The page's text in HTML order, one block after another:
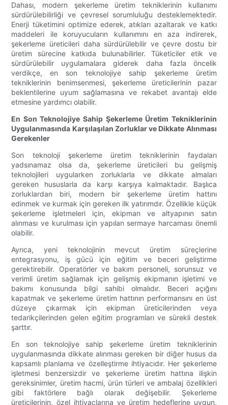
Dahası, modern şekerleme üretim tekniklerinin kullanımı
sürdürülebilirliği ve çevresel sorumluluğu desteklemektedir.
Enerji tüketimini optimize ederek, atıkları azaltarak ve katkı
maddeleri ile koruyucuların kullanımını en aza indirerek,
şekerleme üreticileri daha sürdürülebilir ve çevre dostu bir
üretim sürecine katkıda bulunabilirler. Tüketiciler etik ve
sürdürülebilir uygulamalara giderek daha fazla öncelik
verdikçe, en son teknolojiye sahip şekerleme üretim
tekniklerinin benimsenmesi, şekerleme üreticilerinin pazar
beklentilerine uyum sağlamasına ve rekabet avantajı elde
etmesine yardımcı olabilir.
En Son Teknolojiye Sahip Şekerleme Üretim Tekniklerinin
Uygulanmasında Karşılaşılan Zorluklar ve Dikkate Alınması
Gerekenler
Son teknoloji şekerleme üretim tekniklerinin faydaları
yadsınamaz olsa da, şekerleme üreticileri bu gelişmiş
teknolojileri uygularken zorluklarla ve dikkate almaları
gereken hususlarla da karşı karşıya kalmaktadır. Başlıca
zorluklardan biri, modern bir şekerleme üretim hattını
edinmek ve kurmak için gereken ilk yatırımdır. Özellikle küçük
şekerleme işletmeleri için, ekipman ve altyapının satın
alınması ve kurulması için yapılan sermaye harcaması önemli
olabilir.
Ayrıca, yeni teknolojinin mevcut üretim süreçlerine
entegrasyonu, iş gücü için eğitim ve beceri geliştirme
gerektirebilir. Operatörler ve bakım personeli, sorunsuz ve
verimli üretim sağlamak için gelişmiş ekipmanın işletimi ve
bakımı konusunda bilgi sahibi olmalıdır. Beceri açığını
kapatmak ve şekerleme üretim hattının performansını en üst
düzeye çıkarmak için ekipman üreticilerinden veya
tedarikçilerinden gelen eğitim programları ve sürekli destek
şarttır.
En son teknolojiye sahip şekerleme üretim tekniklerinin
uygulanmasında dikkate alınması gereken bir diğer husus da
kapsamlı planlama ve özelleştirme ihtiyacıdır. Her şekerleme
işletmesi benzersizdir ve şekerleme üretim hattına ilişkin
gereksinimler, üretim hacmi, ürün türleri ve ambalaj özellikleri
gibi faktörlere bağlı olarak değişebilir. Şekerleme
üreticilerinin, özel ihtiyaçlarına ve üretim hedeflerine uygun,